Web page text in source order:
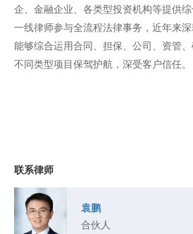
企、金融企业、各类型投资机构等提供
一线律师参与全流程法律事务，近年来
能够综合运用合同、担保、公司、资管
不同类型项目保驾护航，深受客户信任。
联系律师
袁鹏
合伙人